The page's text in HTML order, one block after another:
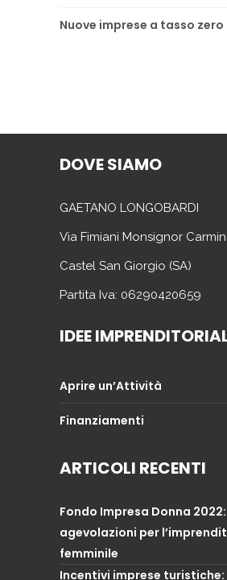
Nuove imprese a tasso zero
DOVE SIAMO
GAETANO LONGOBARDI
Via Fimiani Monsignor
Castel San Giorgio (SA)
Partita Iva: 06290420659
IDEE
Aprire un’Attività
Finanziamenti
ARTICOLI RECENTI
Fondo Impresa Donna
agevolazioni per
femminile
Incentivi imprese